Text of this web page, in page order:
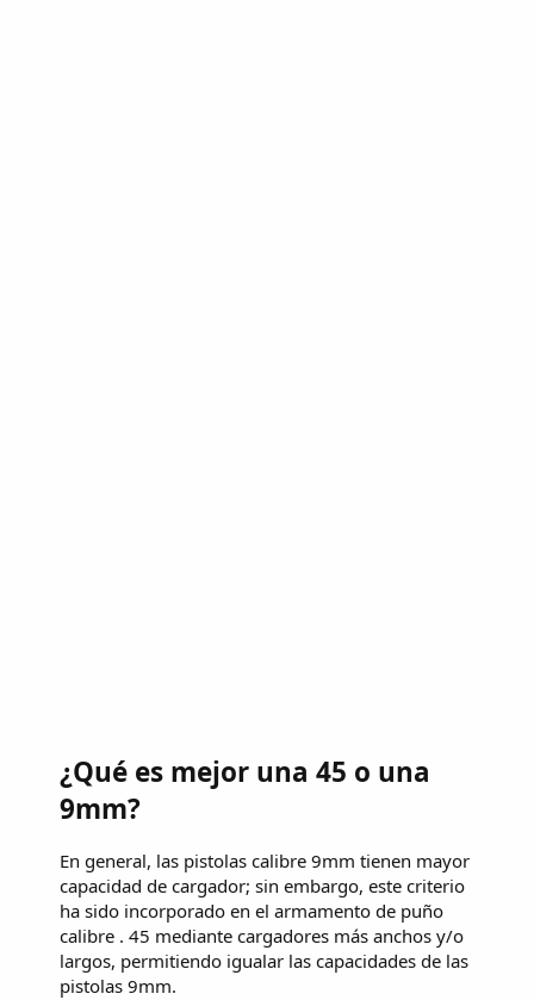
¿Qué es mejor una 45 o una
9mm?
En general, las pistolas calibre 9mm tienen mayor
capacidad de cargador; sin embargo, este criterio
ha sido incorporado en el armamento de puño
calibre . 45 mediante cargadores más anchos y/o
largos, permitiendo igualar las capacidades de las
pistolas 9mm.